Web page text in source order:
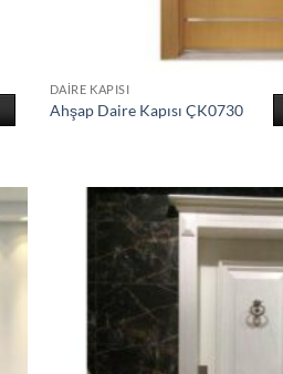
DAIRE KAPISI
Ahşap Daire Kapısı ÇK0730